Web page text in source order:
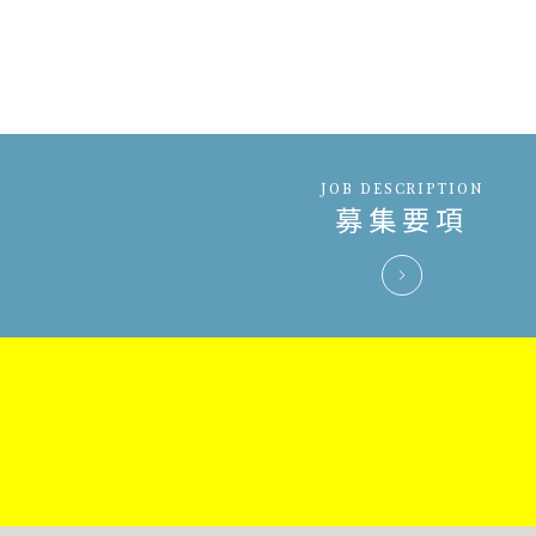
JOB DESCRIPTION
募集要項